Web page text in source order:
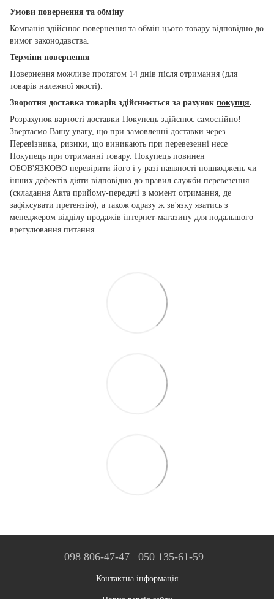
Умови повернення та обміну
Компанія здійснює повернення та обмін цього товару відповідно до
вимог законодавства.
Терміни повернення
Повернення можливе протягом 14 днів після отримання (для
товарів належної якості).
Зворотня доставка товарів здійснюється за рахунок покупця.
Розрахунок вартості доставки Покупець здійснює самостійно!
Звертаємо Вашу увагу, що при замовленні доставки через
Перевізника, ризики, що виникають при перевезенні несе
Покупець при отриманні товару. Покупець повинен
ОБОВ'ЯЗКОВО перевірити його і у разі наявності пошкоджень чи
інших дефектів діяти відповідно до правил служби перевезення
(складання Акта прийому-передачі в момент отримання, де
зафіксувати претензію), а також одразу ж зв'язку язатись з
менеджером відділу продажів інтернет-магазину для подальшого
врегулювання питання.
098 806-47-47 050 135-61-59
Контактна інформація